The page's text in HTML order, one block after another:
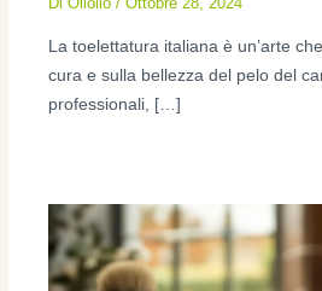
La toelettatura italiana è un’arte
cura e sulla bellezza del pelo del
professionali, […]